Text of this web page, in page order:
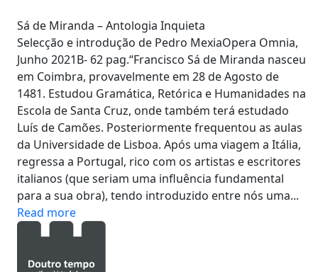
Sá de Miranda – Antologia Inquieta
Selecção e introdução de Pedro MexiaOpera Omnia,
Junho 2021B- 62 pag.“Francisco Sá de Miranda nasceu
em Coimbra, provavelmente em 28 de Agosto de
1481. Estudou Gramática, Retórica e Humanidades na
Escola de Santa Cruz, onde também terá estudado
Luís de Camões. Posteriormente frequentou as aulas
da Universidade de Lisboa. Após uma viagem a Itália,
regressa a Portugal, rico com os artistas e escritores
italianos (que seriam uma influência fundamental
para a sua obra), tendo introduzido entre nós uma...
Read more